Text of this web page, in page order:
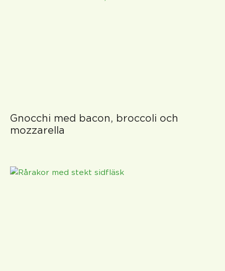
Gnocchi med bacon, broccoli och
mozzarella